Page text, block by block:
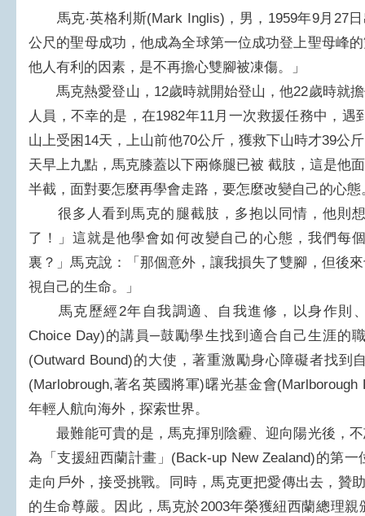
馬克‧英格利斯(Mark Inglis)，男，1959年9月27日
公尺的聖母成功，他成為全球第一位成功登上聖母峰
他人有利的因素，是不再擔心雙腳被凍傷。」
馬克熱愛登山，12歲時就開始登山，他22歲時就擔
人員，不幸的是，在1982年11月一次救援任務中，
山上受困14天，上山前他70公斤，獲救下山時才39公
天早上九點，馬克膝蓋以下兩條腿已被 截肢，這是他
半截，面對要怎麼再學會走路，要怎麼改變自己的心態
很多人看到馬克的腿截肢，多抱以同情，他則
了！」這就是他學會如何改變自己的心態，我們每
裏？」馬克說：「那個意外，讓我損失了雙腳，但後
視自己的生命。」
馬克歷經2年自我調適、自我進修，以身作則
Choice Day)的講員─鼓勵學生找到適合自己生涯的
(Outward Bound)的大使，著重激勵身心障礙者找到
(Marlobrough,著名英國將軍)曙光基金會
年輕人航向海外，探索世界。
最難能可貴的是，馬克揮別陰霾、迎向陽光後，不
為「支援紐西蘭計畫」(Back-up New Zealand)的第
走向戶外，接受挑戰。同時，馬克更把愛傳出去，贊
的生命尊嚴。因此，馬克於2003年榮獲紐西蘭總理